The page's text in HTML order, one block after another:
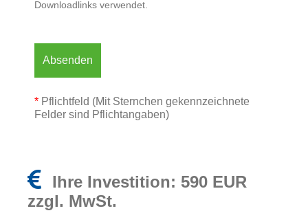
Downloadlinks verwendet.
* Pflichtfeld (Mit Sternchen gekennzeichnete
Felder sind Pflichtangaben)
Ihre Investition: 590 EUR
zzgl. MwSt.